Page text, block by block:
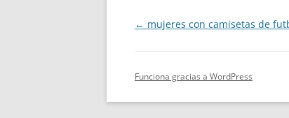
Navegación
← mujeres con camisetas de
Funciona gracias a WordPress